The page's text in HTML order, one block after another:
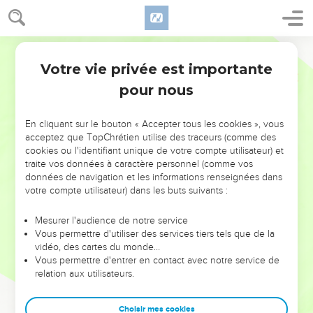
NE MANQUEZ PAS L’ÉVÉNEMENT
DE L’ANNÉE !
ET SI LEURS ERREURS POUVAIENT VOUS ÉVITER LES
VOTRES ?
leur foi ou leur vision. Mais on voit moins les doutes, les erreurs
et les saisons difficiles qu'ils ont traversés, alors même que ce
sont elles qui les ont façonnés.
Dans cette conférence, leaders, entrepreneurs, et responsables
clés pour avancer avec plus de sagesse afin que leurs erreurs
Votre vie privée est importante
pour nous
En cliquant sur le bouton « Accepter tous les cookies », vous
acceptez que TopChrétien utilise des traceurs (comme des
cookies ou l'identifiant unique de votre compte utilisateur) et
traite vos données à caractère personnel (comme vos
données de navigation et les informations renseignées dans
votre compte utilisateur) dans les buts suivants :
Mesurer l'audience de notre service
Vous permettre d'utiliser des services tiers tels que de la
vidéo, des cartes du monde…
Vous permettre d'entrer en contact avec notre service de
relation aux utilisateurs.
Choisir mes cookies